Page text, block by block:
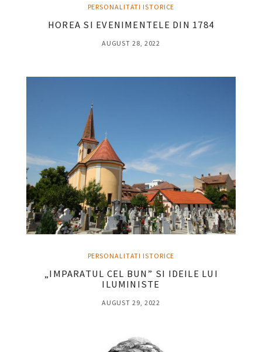
PERSONALITATI ISTORICE
HOREA SI EVENIMENTELE DIN 1784
AUGUST 28, 2022
PERSONALITATI ISTORICE
„IMPARATUL CEL BUN” SI IDEILE LUI
ILUMINISTE
AUGUST 29, 2022